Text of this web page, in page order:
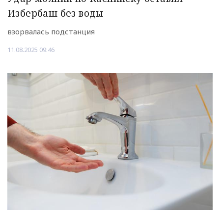
Избербаш без воды
взорвалась подстанция
11.08.2025 09:46